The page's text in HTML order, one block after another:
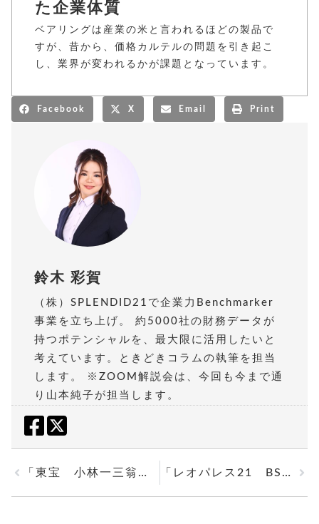
た企業体質
ベアリングは産業の米と言われるほどの製品で
すが、昔から、価格カルテルの問題を引き起こ
し、業界が変われるかが課題となっています。
Facebook X Email Print
鈴木 彩賀
（株）SPLENDID21で企業力Benchmarker
事業を立ち上げ。 約5000社の財務データが
持つポテンシャルを、最大限に活用したいと
考えています。ときどきコラムの執筆を担当
します。 ※ZOOM解説会は、今回も今まで通
り山本純子が担当します。
「東宝 小林一三翁の礎」を投稿しました。Zoom解説会のご案内もしております。 「レオパレス21 BSに残る不祥事の傷跡」を投稿しました。